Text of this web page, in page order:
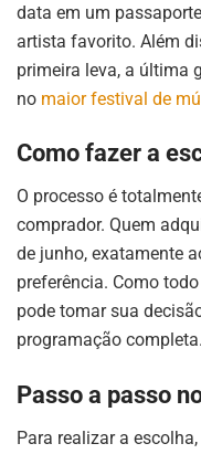
data em um
artista favorito. Além
primeira leva, a última
no maior festival de
Como fazer a
O processo é
comprador. Quem
de junho, exatamente
preferência. Como
pode tomar sua
programação completa.
Passo a passo
Para realizar a